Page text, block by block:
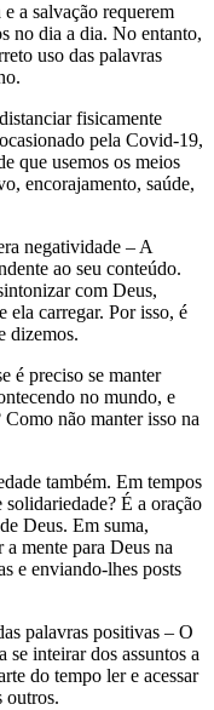
a salvação requerem
no dia a dia. No entanto,
uso das palavras
fisicamente
pela Covid-19,
que usemos os meios
encorajamento, saúde,
negatividade – A
ao seu conteúdo.
com Deus,
ela carregar. Por isso, é
dizemos.
é preciso se manter
no mundo, e
não manter isso na
também. Em tempos
É a oração
Deus. Em suma,
mente para Deus na
e enviando-lhes posts
palavras positivas – O
inteirar dos assuntos a
do tempo ler e acessar
outros.